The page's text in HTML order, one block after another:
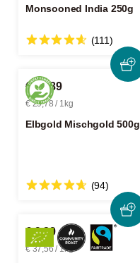
Monsooned India 250g
(111)
€ 14,89
€ 29,78 / 1kg
Elbgold Mischgold 500g
(94)
€ 9,39
€ 37,56 / 1kg